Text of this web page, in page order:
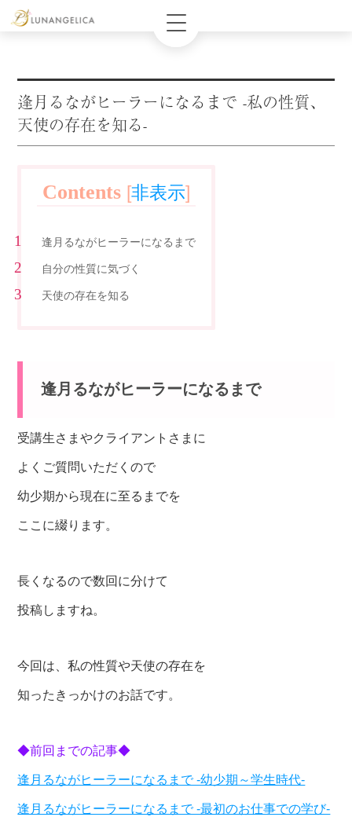
逢月るながヒーラーになるまで -私の性質、
天使の存在を知る-
Contents [非表示]
逢月るながヒーラーになるまで
自分の性質に気づく
天使の存在を知る
逢月るながヒーラーになるまで
受講生さまやクライアントさまに
よくご質問いただくので
幼少期から現在に至るまでを
ここに綴ります。
長くなるので数回に分けて
投稿しますね。
今回は、私の性質や天使の存在を
知ったきっかけのお話です。
◆前回までの記事◆
逢月るながヒーラーになるまで -幼少期～学生時代-
逢月るながヒーラーになるまで -最初のお仕事での学び-